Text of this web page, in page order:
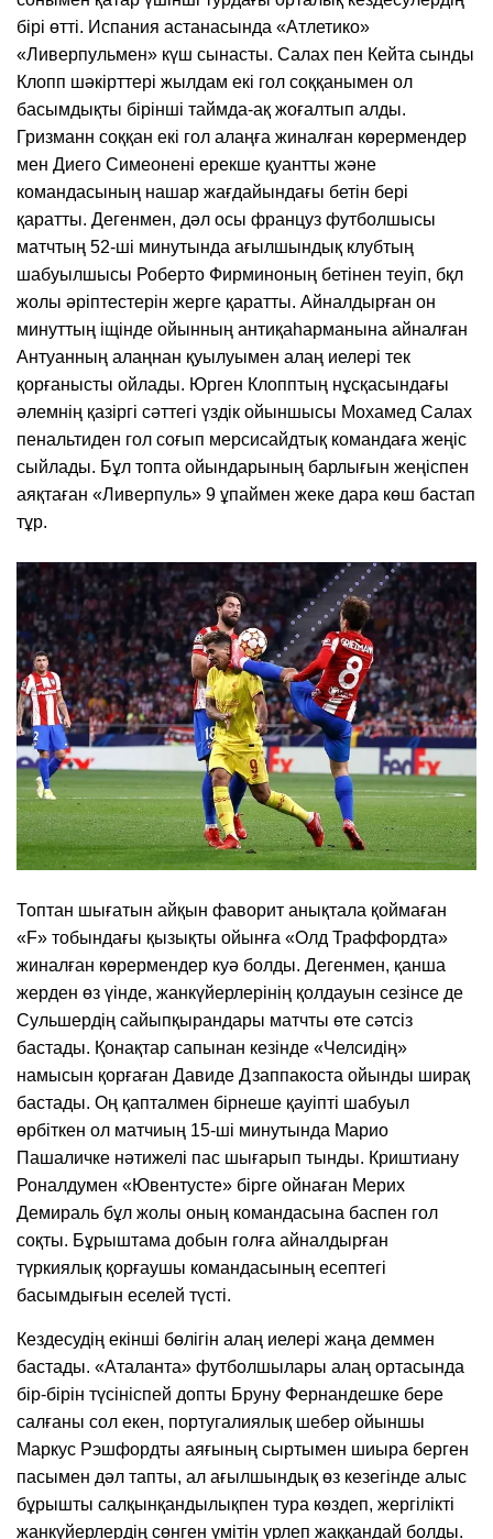
бірі өтті. Испания астанасында «Атлетико»
«Ливерпульмен» күш сынасты. Салах пен Кейта сынды
Клопп шәкірттері жылдам екі гол соққанымен ол
басымдықты бірінші таймда-ақ жоғалтып алды.
Гризманн соққан екі гол алаңға жиналған көрермендер
мен Диего Симеонені ерекше қуантты және
командасының нашар жағдайындағы бетін бері
қаратты. Дегенмен, дәл осы француз футболшысы
матчтың 52-ші минутында ағылшындық клубтың
шабуылшысы Роберто Фирминоның бетінен теуіп, бқл
жолы әріптестерін жерге қаратты. Айналдырған он
минуттың іщінде ойынның антиқаһарманына айналған
Антуанның алаңнан қуылуымен алаң иелері тек
қорғанысты ойлады. Юрген Клопптың нұсқасындағы
әлемнің қазіргі сәттегі үздік ойыншысы Мохамед Салах
пенальтиден гол соғып мерсисайдтық командаға жеңіс
сыйлады. Бұл топта ойындарының барлығын жеңіспен
аяқтаған «Ливерпуль» 9 ұпаймен жеке дара көш бастап
тұр.
Топтан шығатын айқын фаворит анықтала қоймаған
«F» тобындағы қызықты ойынға «Олд Траффордта»
жиналған көрермендер куә болды. Дегенмен, қанша
жерден өз үінде, жанкүйерлерінің қолдауын сезінсе де
Сульшердің сайыпқырандары матчты өте сәтсіз
бастады. Қонақтар сапынан кезінде «Челсидің»
намысын қорғаған Давиде Дзаппакоста ойынды ширақ
бастады. Оң қапталмен бірнеше қауіпті шабуыл
өрбіткен ол матчиың 15-ші минутында Марио
Пашаличке нәтижелі пас шығарып тынды. Криштиану
Роналдумен «Ювентусте» бірге ойнаған Мерих
Демираль бұл жолы оның командасына баспен гол
соқты. Бұрыштама добын голға айналдырған
түркиялық қорғаушы командасының есептегі
басымдығын еселей түсті.
Кездесудің екінші бөлігін алаң иелері жаңа деммен
бастады. «Аталанта» футболшылары алаң ортасында
бір-бірін түсініспей допты Бруну Фернандешке бере
салғаны сол екен, португалиялық шебер ойыншы
Маркус Рэшфордты аяғының сыртымен шиыра берген
пасымен дәл тапты, ал ағылшындық өз кезегінде алыс
бұрышты салқынқандылықпен тура көздеп, жергілікті
жанкүйерлердің сөнген үмітін үрлеп жаққандай болды.